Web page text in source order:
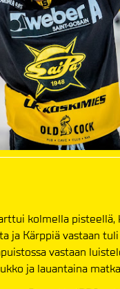
kolmella pisteellä,
ja Kärppiä vastaan
vastaan
ja lauantaina